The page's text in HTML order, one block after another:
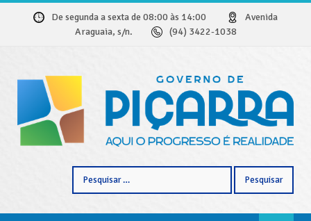
De segunda a sexta de 08:00 às 14:00
Avenida
Araguaia, s/n.
(94) 3422-1038